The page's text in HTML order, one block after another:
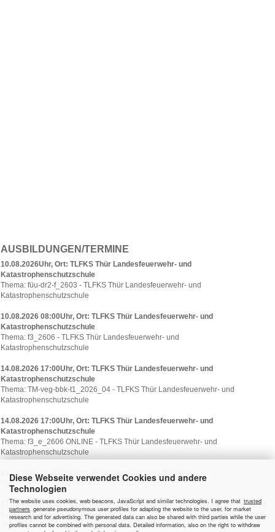
Diese Webseite verwendet Cookies und andere
Technologien
The website uses cookies, web beacons, JavaScript and similar technologies. I agree that trusted
partners generate pseudonymous user profiles for adapting the website to the user, for market
research and for advertising. The generated data can also be shared with third parties while the user
profiles cannot be combined with personal data. Detailed information, also on the right to withdraw
AUSBILDUNGEN/TERMINE
10.08.2026Uhr, Ort: TLFKS Thür Landesfeuerwehr- und
Katastrophenschutzschule
Thema: füu-dr2-f_2603 - TLFKS Thür Landesfeuerwehr- und
Katastrophenschutzschule
10.08.2026 08:00Uhr, Ort: TLFKS Thür Landesfeuerwehr- und
Katastrophenschutzschule
Thema: f3_2606 - TLFKS Thür Landesfeuerwehr- und
Katastrophenschutzschule
14.08.2026 17:00Uhr, Ort: TLFKS Thür Landesfeuerwehr- und
Katastrophenschutzschule
Thema: TM-veg-bbk-t1_2026_04 - TLFKS Thür Landesfeuerwehr- und
Katastrophenschutzschule
14.08.2026 17:00Uhr, Ort: TLFKS Thür Landesfeuerwehr- und
Katastrophenschutzschule
Thema: f3_e_2606 ONLINE - TLFKS Thür Landesfeuerwehr- und
Katastrophenschutzschule
14.08.2026 18:00Uhr, Ort: FF Reichmannsdorf (Saalfeld)
Thema: MA-2026_03 - FF Reichmannsdorf (Saalfeld)
17.08.2026Uhr, Ort: TLFKS Thür Landesfeuerwehr- und
Katastrophenschutzschule
Thema: ma-katslf_2601 - TLFKS Thür Landesfeuerwehr- und